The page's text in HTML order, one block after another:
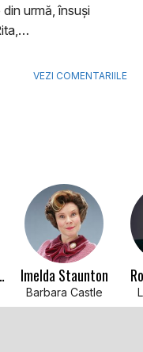
urmă, însuși
VEZI COMENTARIILE
Imelda Staunton
Barbara Castle